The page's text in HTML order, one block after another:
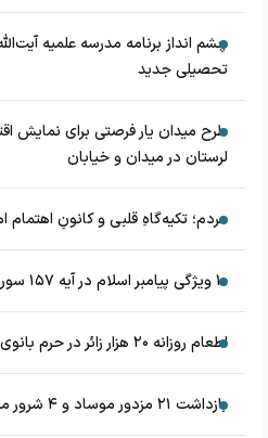
چشم‌ انداز برنامه مدرسه علمیه
تحصیلی جدید
طرح میدان یار فرصتی برای نمایش
لرستان در میدان و خیابان
مردم؛ تکیه‌گاهِ قلبی و کانونِ اهتمام
۱۰ ویژگی پیامبر اسلام در آیه ۱۵۷ سوره اعراف
اطعام روزانه ۲۰ هزار زائر در حرم بانوی کرامت تا پایان ماه صفر
بازداشت ۲۱ مزدور موساد و ۴ شرور مسلح توسط وزارت اطلاعات